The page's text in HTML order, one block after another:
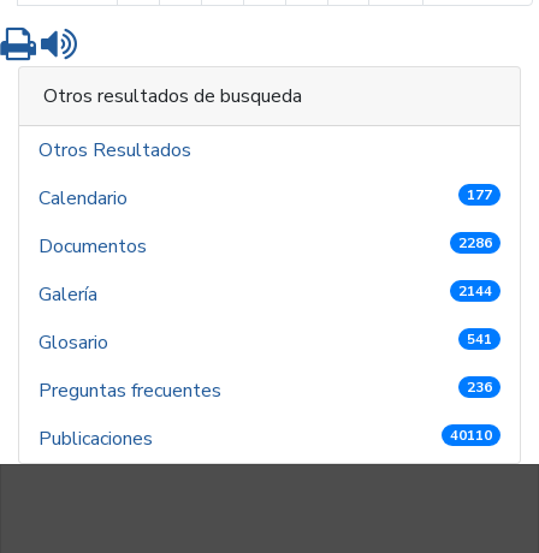
Imprimir
Otros resultados de busqueda
Otros Resultados
Calendario
177
Documentos 2286
Galería 2144
Glosario 541
Preguntas frecuentes 236
Publicaciones 40110